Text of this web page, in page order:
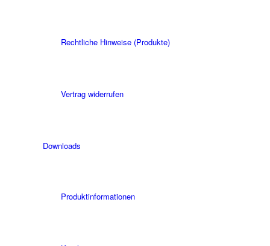
Rechtliche Hinweise (Produkte)
Vertrag widerrufen
Downloads
Produktinformationen